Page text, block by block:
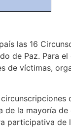
las 16
de Paz. Para
de víctimas,
de la mayoría
participativa de